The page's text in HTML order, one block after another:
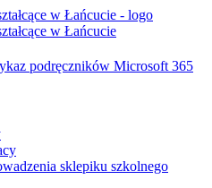
podręczników Microsoft 365
sklepiku szkolnego